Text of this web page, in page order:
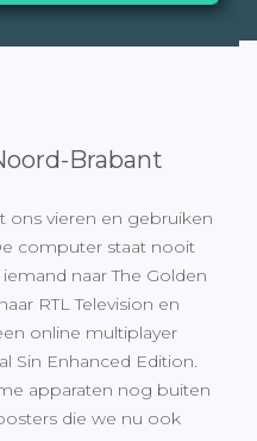
Brabant
ons vieren en gebruiken
computer staat nooit
naar The Golden
RTL Television en
online multiplayer
Sin Enhanced Edition.
apparaten nog buiten
die we nu ook